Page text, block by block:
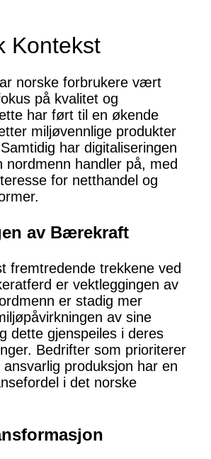
Kontekst
norske forbrukere vært
på kvalitet og
har ført til en økende
miljøvennlige produkter
har digitaliseringen
nordmenn handler på, med
for netthandel og
av Bærekraft
fremtredende trekkene ved
er vektleggingen av
er stadig mer
av sine
dette gjenspeiles i deres
Bedrifter som prioriterer
produksjon har en
i det norske